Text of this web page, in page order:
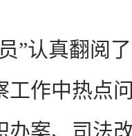
认真翻阅了
工作中热点
办案、司法